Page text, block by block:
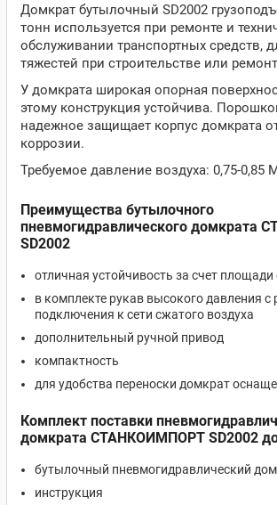
Домкрат бутылочный SD2002
тонн используется при ремонте и
обслуживании транспортных средств,
тяжестей при строительстве или
У домкрата широкая опорная
этому конструкция устойчива.
надежное защищает корпус домкрата
коррозии.
Требуемое давление воздуха: 0,75-0,85
Преимущества бутылочного
пневмогидравлического домкрата
SD2002
отличная устойчивость за счет
в комплекте рукав высокого давления
подключения к сети сжатого воздуха
дополнительный ручной привод
компактность
для удобства переноски домкрат
Комплект поставки
домкрата СТАНКОИМПОРТ SD2002
бутылочный пневмогидравлический
инструкция